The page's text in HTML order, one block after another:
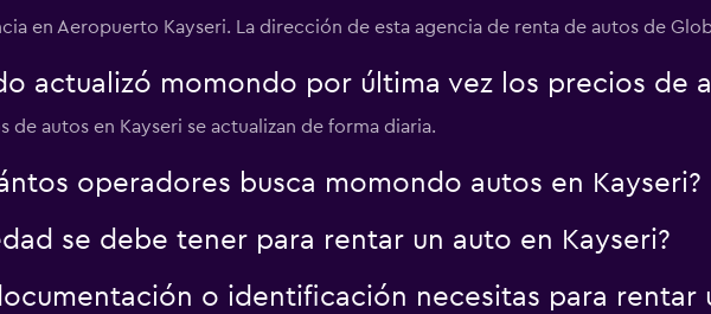
en Aeropuerto Kayseri. La dirección de esta agencia de renta de autos de
actualizó momondo por última vez los precios de
de autos en Kayseri se actualizan de forma diaria.
operadores busca momondo autos en Kayseri?
se debe tener para rentar un auto en Kayseri?
o identificación necesitas para rentar